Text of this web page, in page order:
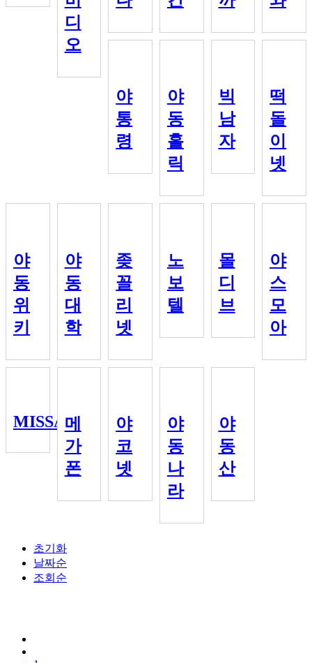
디
오
야
통
령
야
동
홀
릭
빅
남
자
떡
돌
이
넷
야
동
위
키
야
동
대
학
좆
꼴
리
넷
노
보
텔
몰
디
브
야
스
모
아
MISSAV
메
가
폰
야
코
넷
야
동
나
라
야
동
산
초기화
날짜순
조회순